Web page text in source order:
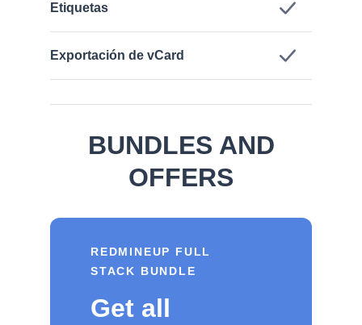
Etiquetas
Exportación de vCard
BUNDLES AND
OFFERS
REDMINEUP FULL
STACK BUNDLE
Get all